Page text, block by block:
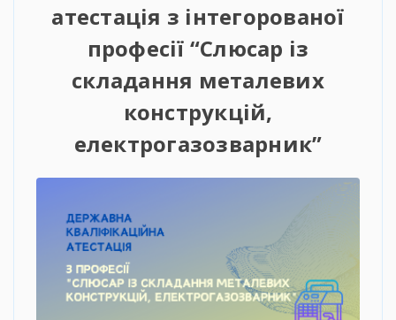
атестація з інтегорованої
професії “Слюсар із
складання металевих
конструкцій,
електрогазозварник”